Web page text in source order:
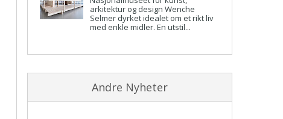
arkitektur og design Wenche
Selmer dyrket idealet om et rikt liv
med enkle midler. En utstil...
Andre Nyheter